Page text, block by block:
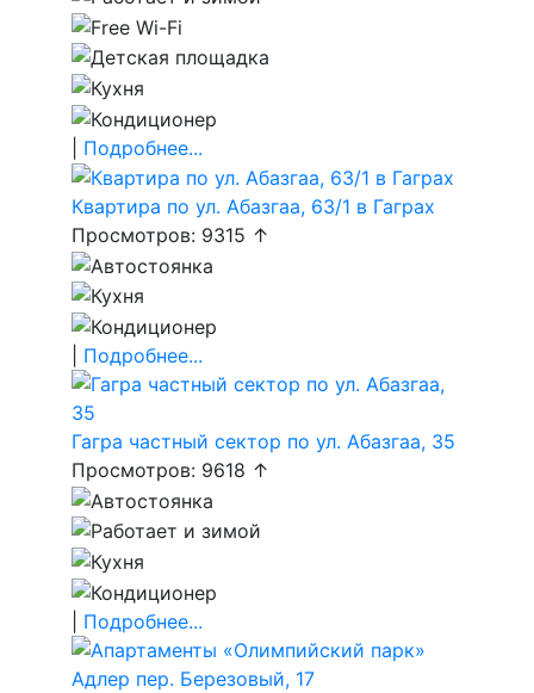
Подробнее...
Квартира по ул. Абазгаа, 63/1 в Гаграх
Просмотров: 9315 ↑
Подробнее...
Гагра частный сектор по ул. Абазгаа, 35
Просмотров: 9618 ↑
Подробнее...